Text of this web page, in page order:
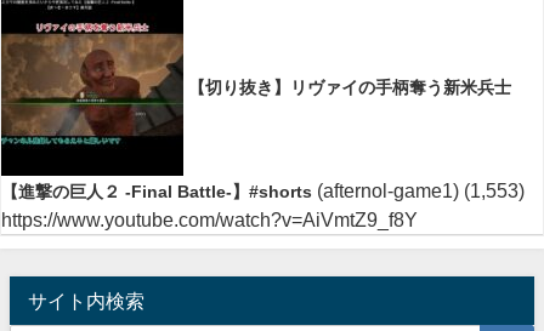
【切り抜き】リヴァイの手柄奪う新米兵士
【進撃の巨人２ -Final Battle-】#shorts (afternol-game1) (1,553)
https://www.youtube.com/watch?v=AiVmtZ9_f8Y
サイト内検索